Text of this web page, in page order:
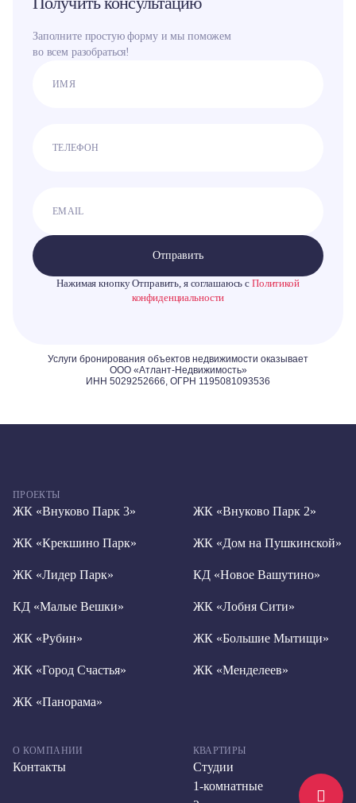
Заполните простую форму и мы поможем
во всем разобраться!
Отправить
Нажимая кнопку Отправить, я соглашаюсь с Политикой
конфиденциальности
ПРОЕКТЫ
ЖК «Внуково Парк 3» ЖК «Внуково Парк 2»
ЖК «Крекшино Парк» ЖК «Дом на Пушкинской»
ЖК «Лидер Парк» КД «Новое Вашутино»
КД «Малые Вешки» ЖК «Лобня Сити»
ЖК «Рубин» ЖК «Большие Мытищи»
ЖК «Город Счастья» ЖК «Менделеев»
ЖК «Панорама»
О КОМПАНИИ
Контакты
КВАРТИРЫ
Студии
1-комнатные